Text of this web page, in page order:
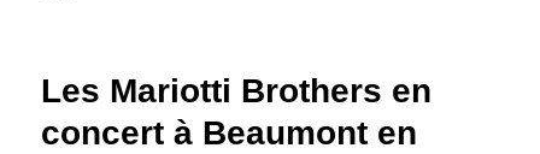
Les Mariotti Brothers en
concert à Beaumont en